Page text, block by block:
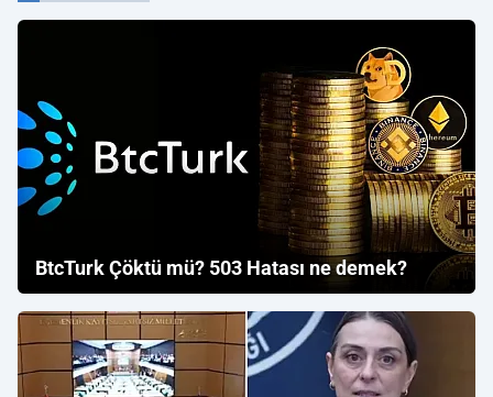
BtcTurk Çöktü mü? 503 Hatası ne demek?